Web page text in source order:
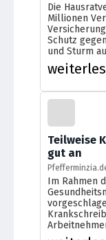
Die
Millionen
Schutz
und Sturm
vom
Software-
Teilweise
gut an
Im Rahmen
Krankheit